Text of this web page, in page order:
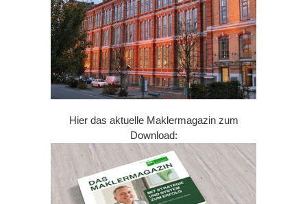
Hier das aktuelle Maklermagazin zum
Download: